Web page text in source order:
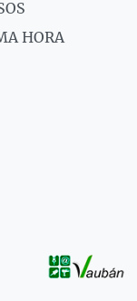
HORA